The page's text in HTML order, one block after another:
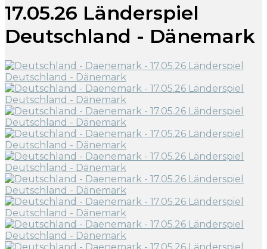
17.05.26 Länderspiel
Deutschland - Dänemark